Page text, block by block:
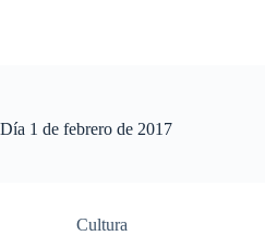
Día 1 de febrero de 2017
Cultura